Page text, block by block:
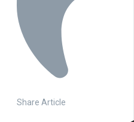
Share Article